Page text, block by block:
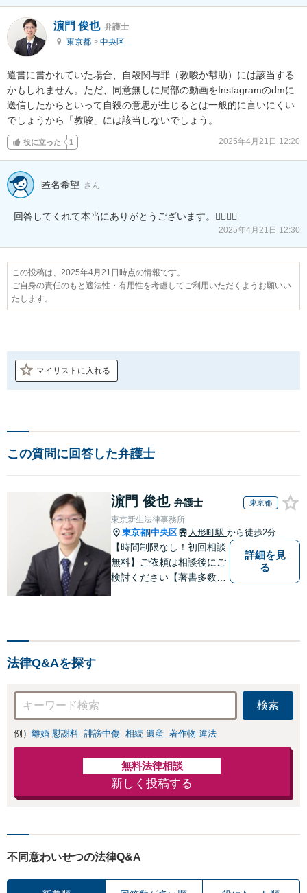
濵門 俊也 弁護士
東京都 > 中央区
遺書に書かれていた場合、自殺関与罪（教唆か幇助）には該当する
かもしれません。ただ、同意無しに局部の動画をInstagramのdmに
送信したからといって自殺の意思が生じるとは一般的に言いにくい
でしょうから「教唆」には該当しないでしょう。
役に立った 1 2025年4月21日 12:20
匿名希望 さん
回答してくれて本当にありがとうございます。🙇‍♀️🙇‍♀️
2025年4月21日 12:30
この投稿は、2025年4月21日時点の情報です。
ご自身の責任のもと適法性・有用性を考慮してご利用いただくようお願いい
たします。
マイリストに入れる
この質問に回答した弁護士
濵門 俊也 弁護士 東京都
東京新生法律事務所
東京都 中央区 人形町駅 から徒歩2分
【時間制限なし！初回相談
無料】ご依頼は相談後にご
検討ください【著書多数】
詳細を見
る
法律Q&Aを探す
検索
例） 離婚 慰謝料 誹謗中傷 相続 遺産 著作物 違法
無料法律相談
新しく投稿する
不同意わいせつの法律Q&A